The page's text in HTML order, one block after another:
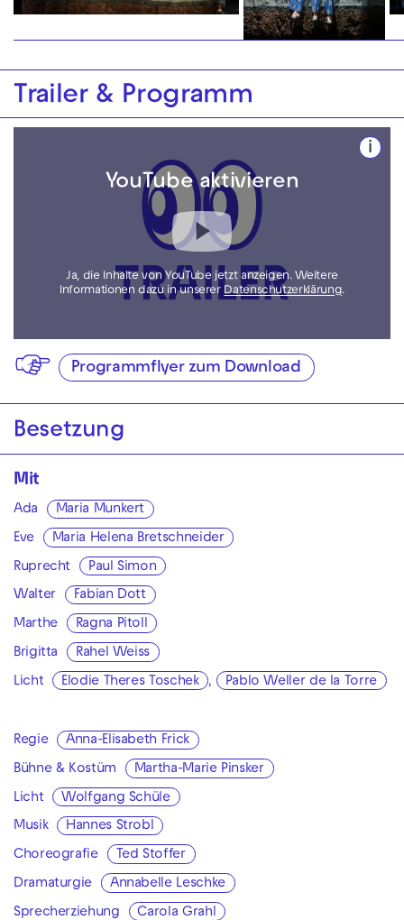
Trailer & Programm
YouTube aktivieren
i
Ja, die Inhalte von YouTube jetzt anzeigen. Weitere
Informationen dazu in unserer Datenschutzerklärung.
Programmflyer zum Download
Besetzung
Mit
Ada Maria Munkert
Eve Maria Helena Bretschneider
Ruprecht Paul Simon
Walter Fabian Dott
Marthe Ragna Pitoll
Brigitta Rahel Weiss
Licht Elodie Theres Toschek , Pablo Weller de la Torre
Regie Anna-Elisabeth Frick
Bühne & Kostüm Martha-Marie Pinsker
Licht Wolfgang Schüle
Musik Hannes Strobl
Choreografie Ted Stoffer
Dramaturgie Annabelle Leschke
Sprecherziehung Carola Grahl